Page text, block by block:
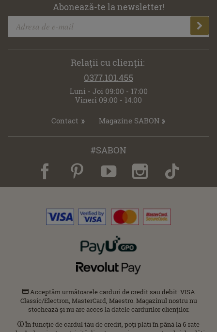
Abonează-te la newsletter!
Relaţii cu clienţii:
0377.101.455
Luni - Joi 09:00 - 17:00
Vineri 09:00 - 14:00
Contact Magazine SABON
#SABON
Acceptăm următoarele carduri de credit sau debit: VISA
Classic/Electron, MasterCard, Maestro. Magazinul nostru nu
stochează și nu are acces la datele cardurilor clienților.
În funcție de cardul tău de credit, poți plăti în până la 6 rate